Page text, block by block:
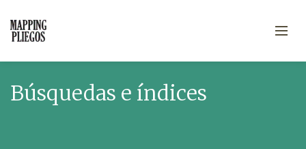
Búsquedas e índices